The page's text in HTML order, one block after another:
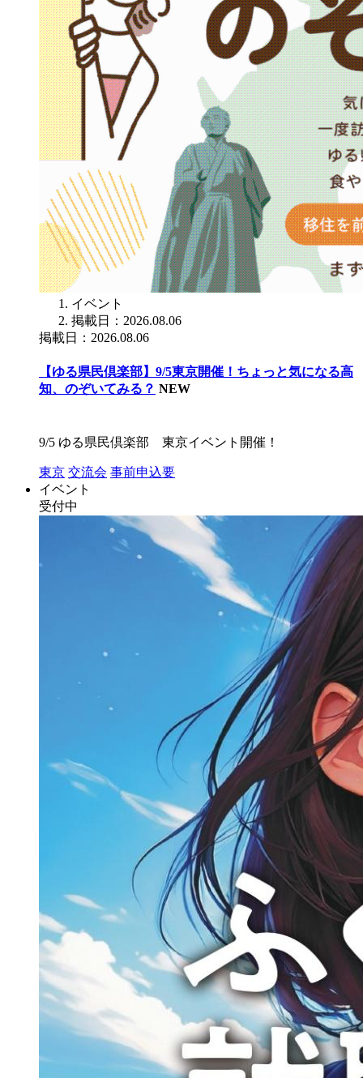
イベント
掲載日：2026.08.06
掲載日：2026.08.06
【ゆる県民倶楽部】9/5東京開催！ちょっと気になる高
知、のぞいてみる？ NEW
9/5 ゆる県民倶楽部 東京イベント開催！
東京 交流会 事前申込要
イベント
受付中